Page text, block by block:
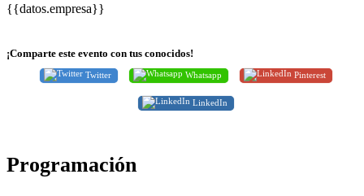
{{datos.empresa}}
¡Comparte este evento con tus conocidos!
Twitter Whatsapp Pinterest
LinkedIn
Programación